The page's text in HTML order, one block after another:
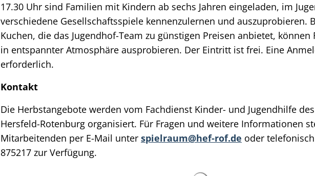
17.30 Uhr sind Familien mit Kindern ab sechs Jahren eingeladen, im
verschiedene Gesellschaftsspiele kennenzulernen und auszuprobieren.
Kuchen, die das Jugendhof-Team zu günstigen Preisen anbietet, können
in entspannter Atmosphäre ausprobieren. Der Eintritt ist frei. Eine
erforderlich.
Kontakt
Die Herbstangebote werden vom Fachdienst Kinder- und Jugendhilfe
Hersfeld-Rotenburg organisiert. Für Fragen und weitere Informationen
Mitarbeitenden per E-Mail unter spielraum@hef-rof.de oder
875217 zur Verfügung.